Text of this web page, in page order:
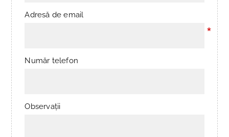
Adresă de email
*
Număr telefon
Observații